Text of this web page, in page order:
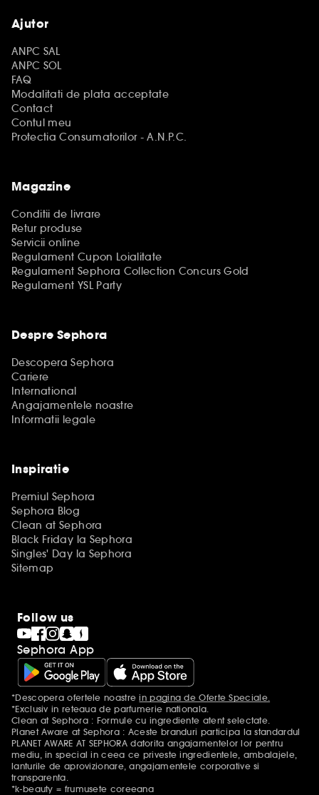
Ajutor
ANPC SAL
ANPC SOL
FAQ
Modalitati de plata acceptate
Contact
Contul meu
Protectia Consumatorilor - A.N.P.C.
Magazine
Conditii de livrare
Retur produse
Servicii online
Regulament Cupon Loialitate
Regulament Sephora Collection Concurs Gold
Regulament YSL Party
Despre Sephora
Descopera Sephora
Cariere
International
Angajamentele noastre
Informatii legale
Inspiratie
Premiul Sephora
Sephora Blog
Clean at Sephora
Black Friday la Sephora
Singles' Day la Sephora
Sitemap
Follow us
Sephora App
Mentiuni aditionale
*Descopera ofertele noastrein pagina de Oferte Speciale.
*Exclusiv in reteaua de parfumerie nationala.
Clean at Sephora : Formule cu ingrediente atent selectate.
Planet Aware at Sephora : Aceste branduri participa la standardul
PLANET AWARE AT SEPHORA datorita angajamentelor lor pentru
mediu, in special in ceea ce priveste ingredientele, ambalajele,
lanturile de aprovizionare, angajamentele corporative si
transparenta.
*k-beauty = frumusete coreeana